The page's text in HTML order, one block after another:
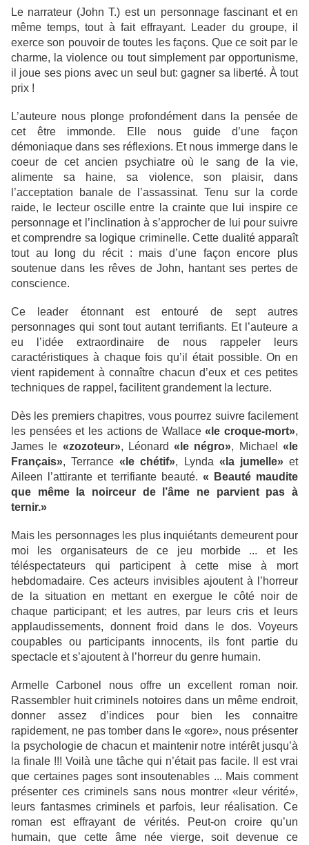
Le narrateur (John T.) est un personnage fascinant et en
même temps, tout à fait effrayant. Leader du groupe, il
exerce son pouvoir de toutes les façons. Que ce soit par le
charme, la violence ou tout simplement par opportunisme,
il joue ses pions avec un seul but: gagner sa liberté. À tout
prix !
L’auteure nous plonge profondément dans la pensée de
cet être immonde. Elle nous guide d’une façon
démoniaque dans ses réflexions. Et nous immerge dans le
coeur de cet ancien psychiatre où le sang de la vie,
alimente sa haine, sa violence, son plaisir, dans
l’acceptation banale de l’assassinat. Tenu sur la corde
raide, le lecteur oscille entre la crainte que lui inspire ce
personnage et l’inclination à s’approcher de lui pour suivre
et comprendre sa logique criminelle. Cette dualité apparaît
tout au long du récit : mais d’une façon encore plus
soutenue dans les rêves de John, hantant ses pertes de
conscience.
Ce leader étonnant est entouré de sept autres
personnages qui sont tout autant terrifiants. Et l’auteure a
eu l’idée extraordinaire de nous rappeler leurs
caractéristiques à chaque fois qu’il était possible. On en
vient rapidement à connaître chacun d’eux et ces petites
techniques de rappel, facilitent grandement la lecture.
Dès les premiers chapitres, vous pourrez suivre facilement
les pensées et les actions de Wallace«le croque-mort»,
James le «zozoteur», Léonard«le négro», Michael«le
Français», Terrance«le chétif», Lynda «la jumelle»et
Aileen l’attirante et terrifiante beauté. « Beauté maudite
que même la noirceur de l’âme ne parvient pas à
ternir.»
Mais les personnages les plus inquiétants demeurent pour
moi les organisateurs de ce jeu morbide ... et les
téléspectateurs qui participent à cette mise à mort
hebdomadaire. Ces acteurs invisibles ajoutent à l’horreur
de la situation en mettant en exergue le côté noir de
chaque participant; et les autres, par leurs cris et leurs
applaudissements, donnent froid dans le dos. Voyeurs
coupables ou participants innocents, ils font partie du
spectacle et s’ajoutent à l’horreur du genre humain.
Armelle Carbonel nous offre un excellent roman noir.
Rassembler huit criminels notoires dans un même endroit,
donner assez d’indices pour bien les connaitre
rapidement, ne pas tomber dans le «gore», nous présenter
la psychologie de chacun et maintenir notre intérêt jusqu’à
la finale !!! Voilà une tâche qui n’était pas facile. Il est vrai
que certaines pages sont insoutenables ... Mais comment
présenter ces criminels sans nous montrer «leur vérité»,
leurs fantasmes criminels et parfois, leur réalisation. Ce
roman est effrayant de vérités. Peut-on croire qu’un
humain, que cette âme née vierge, soit devenue ce